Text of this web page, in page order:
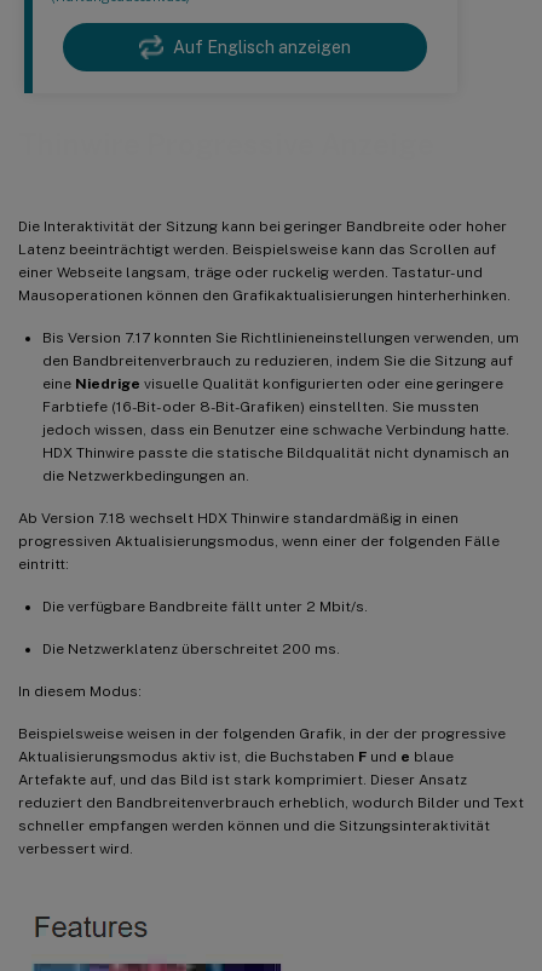
Auf Englisch anzeigen
Die Interaktivität der Sitzung kann bei geringer Bandbreite oder hoher
Latenz beeinträchtigt werden. Beispielsweise kann das Scrollen auf
einer Webseite langsam, träge oder ruckelig werden. Tastatur- und
Mausoperationen können den Grafikaktualisierungen hinterherhinken.
Bis Version 7.17 konnten Sie Richtlinieneinstellungen verwenden, um
den Bandbreitenverbrauch zu reduzieren, indem Sie die Sitzung auf
eine Niedrige visuelle Qualität konfigurierten oder eine geringere
Farbtiefe (16-Bit- oder 8-Bit-Grafiken) einstellten. Sie mussten
jedoch wissen, dass ein Benutzer eine schwache Verbindung hatte.
HDX Thinwire passte die statische Bildqualität nicht dynamisch an
die Netzwerkbedingungen an.
Ab Version 7.18 wechselt HDX Thinwire standardmäßig in einen
progressiven Aktualisierungsmodus, wenn einer der folgenden Fälle
eintritt:
Die verfügbare Bandbreite fällt unter 2 Mbit/s.
Die Netzwerklatenz überschreitet 200 ms.
In diesem Modus:
Beispielsweise weisen in der folgenden Grafik, in der der progressive
Aktualisierungsmodus aktiv ist, die Buchstaben F und e blaue
Artefakte auf, und das Bild ist stark komprimiert. Dieser Ansatz
reduziert den Bandbreitenverbrauch erheblich, wodurch Bilder und Text
schneller empfangen werden können und die Sitzungsinteraktivität
verbessert wird.